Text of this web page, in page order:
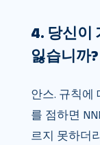
4. 당신이
잃습니까?
안스. 규칙에
를 점하면
르지 못하더